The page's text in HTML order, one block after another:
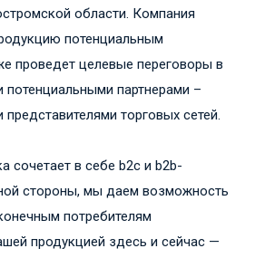
области. Компания
потенциальным
проведет целевые переговоры в
потенциальными партнерами –
торговых сетей.
сочетает в себе b2c и b2b-
стороны, мы даем возможность
потребителям
продукцией здесь и сейчас —